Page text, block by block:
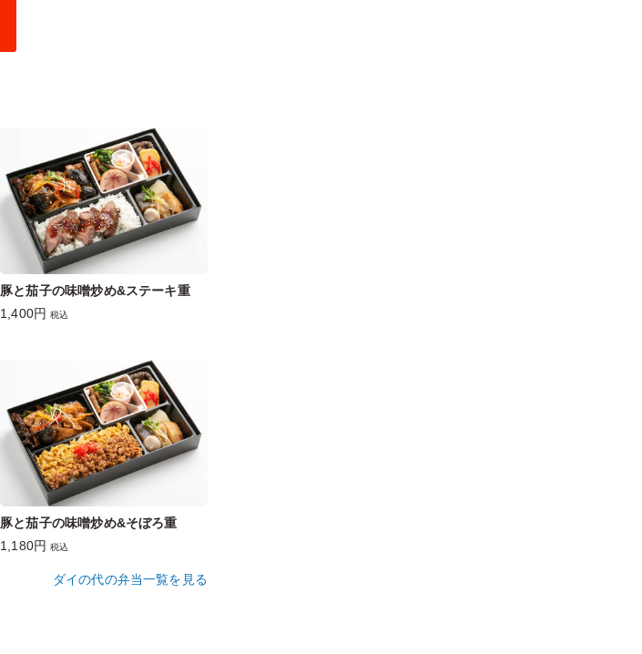
豚と茄子の味噌炒め&ステーキ重
1,400円 税込
豚と茄子の味噌炒め&そぼろ重
1,180円 税込
ダイの代の弁当一覧を見る